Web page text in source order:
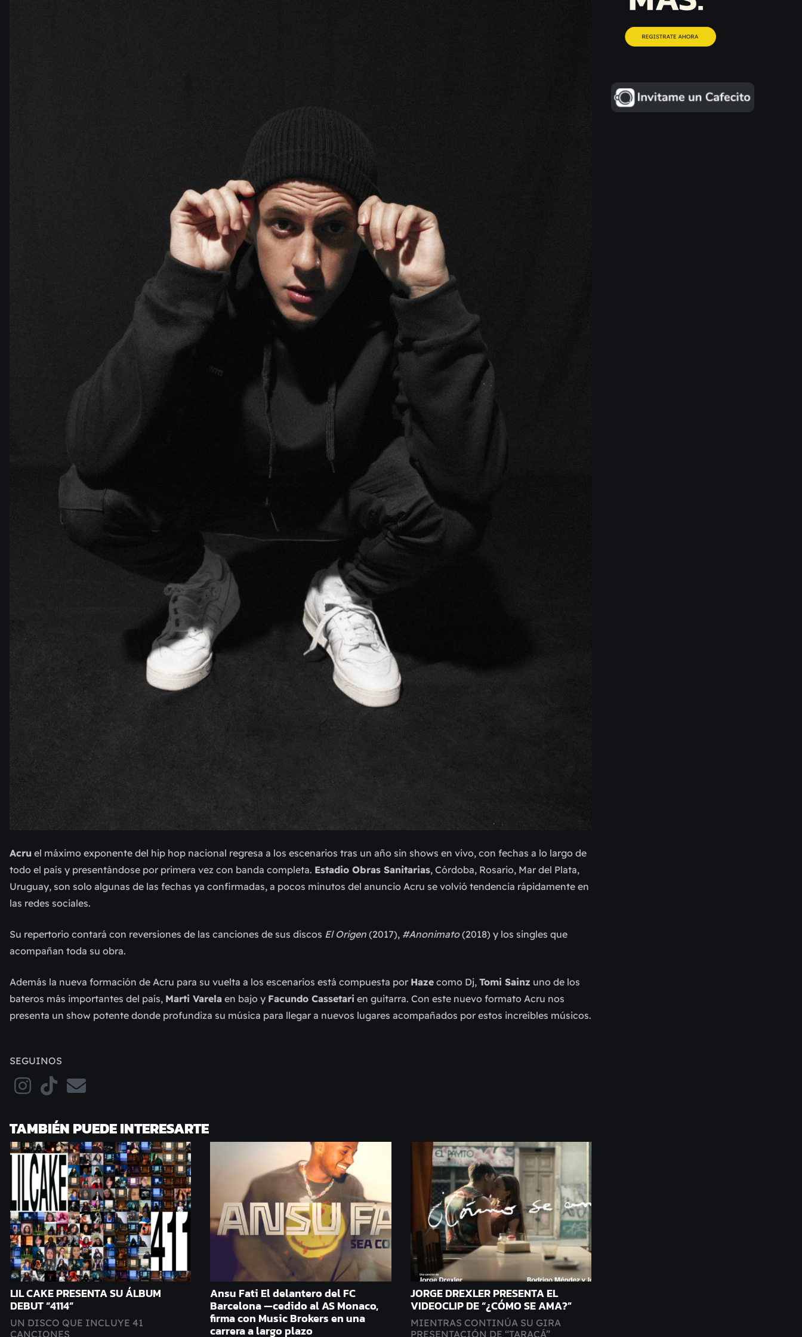
Acru el máximo exponente del hip hop nacional regresa a los escenarios tras un año sin shows en vivo, con fechas a lo largo de
todo el país y presentándose por primera vez con banda completa. Estadio Obras Sanitarias, Córdoba, Rosario, Mar del Plata,
Uruguay, son solo algunas de las fechas ya confirmadas, a pocos minutos del anuncio Acru se volvió tendencia rápidamente en
las redes sociales.
Su repertorio contará con reversiones de las canciones de sus discos El Origen (2017), #Anonimato(2018) y los singles que
acompañan toda su obra.
Además la nueva formación de Acru para su vuelta a los escenarios está compuesta por Haze como Dj, Tomi Sainz uno de los
bateros más importantes del país, Marti Varela en bajo y Facundo Cassetari en guitarra. Con este nuevo formato Acru nos
presenta un show potente donde profundiza su música para llegar a nuevos lugares acompañados por estos increíbles músicos.
SEGUINOS
TAMBIÉN PUEDE INTERESARTE
LIL CAKE PRESENTA SU ÁLBUM
DEBUT “4114”
UN DISCO QUE INCLUYE 41
CANCIONES
Ansu Fati El delantero del FC
Barcelona —cedido al AS Monaco,
firma con Music Brokers en una
carrera a largo plazo
JORGE DREXLER PRESENTA EL
VIDEOCLIP DE “¿CÓMO SE AMA?”
MIENTRAS CONTINÚA SU GIRA
PRESENTACIÓN DE “TARACÁ”